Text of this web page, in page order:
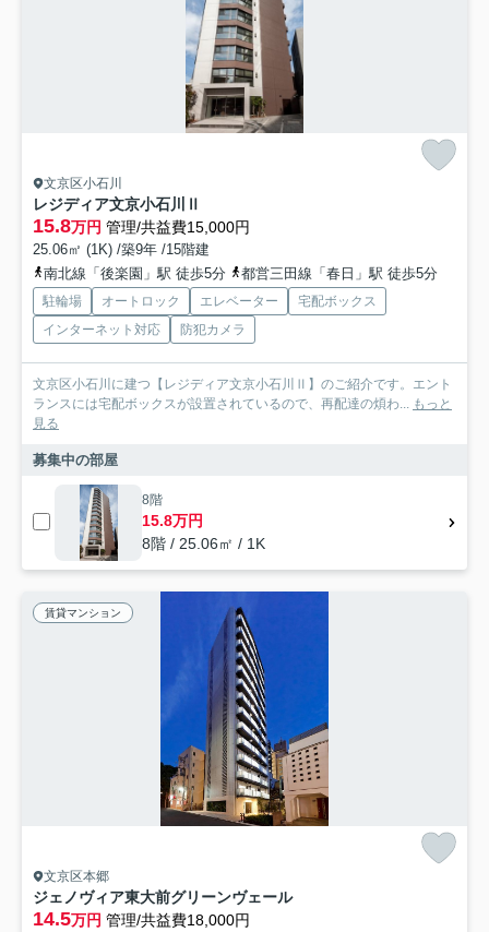
文京区小石川
レジディア文京小石川Ⅱ
15.8万円 管理/共益費15,000円
25.06㎡ (1K) /築9年 /15階建
南北線「後楽園」駅 徒歩5分
都営三田線「春日」駅 徒歩5分
駐輪場 オートロック エレベーター
宅配ボックス
インターネット対応
防犯カメラ
文京区小石川に建つ【レジディア文京小石川Ⅱ】のご紹介です。エント
ランスには宅配ボックスが設置されているので、再配達の煩わ...
もっと
見る
募集中の部屋
8階
15.8万円
8階 / 25.06㎡ / 1K
賃貸マンション
文京区本郷
ジェノヴィア東大前グリーンヴェール
14.5万円 管理/共益費18,000円